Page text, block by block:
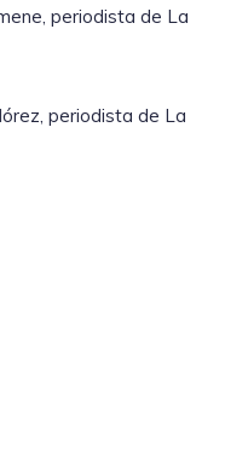
periodista de La
periodista de La